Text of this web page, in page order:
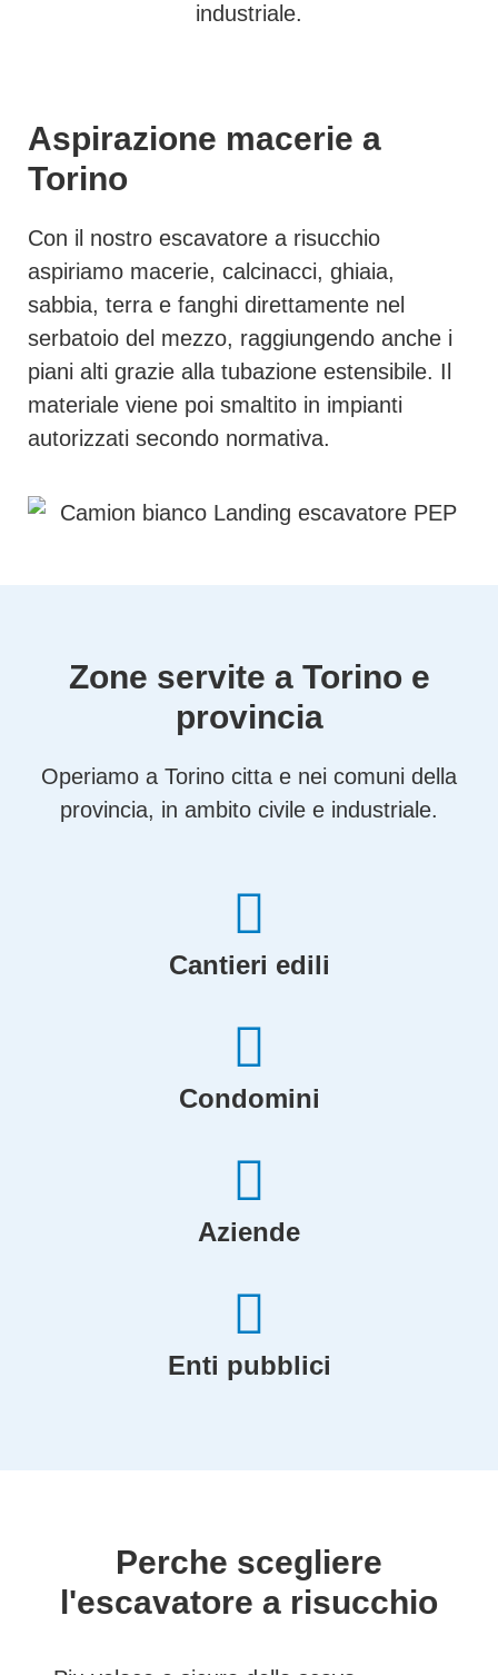
industriale.
Aspirazione macerie a
Torino
Con il nostro escavatore a risucchio
aspiriamo macerie, calcinacci, ghiaia,
sabbia, terra e fanghi direttamente nel
serbatoio del mezzo, raggiungendo anche i
piani alti grazie alla tubazione estensibile. Il
materiale viene poi smaltito in impianti
autorizzati secondo normativa.
Zone servite a Torino e
provincia
Operiamo a Torino citta e nei comuni della
provincia, in ambito civile e industriale.
Cantieri edili
Condomini
Aziende
Enti pubblici
Perche scegliere
l'escavatore a risucchio